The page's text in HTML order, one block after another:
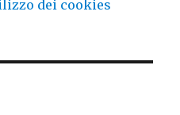
dei cookies